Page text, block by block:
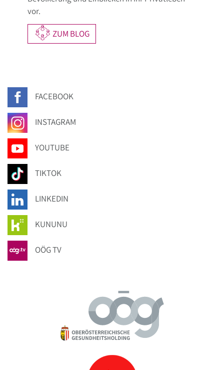
vor.
ZUM BLOG
FACEBOOK
INSTAGRAM
YOUTUBE
TIKTOK
LINKEDIN
KUNUNU
OÖG TV